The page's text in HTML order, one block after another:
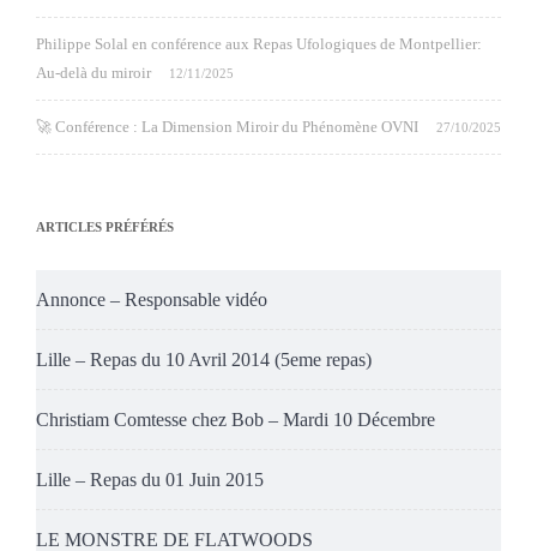
Philippe Solal en conférence aux Repas Ufologiques de Montpellier:
Au-delà du miroir
12/11/2025
🚀 Conférence : La Dimension Miroir du Phénomène OVNI 27/10/2025
ARTICLES PRÉFÉRÉS
Annonce – Responsable vidéo
Lille – Repas du 10 Avril 2014 (5eme repas)
Christiam Comtesse chez Bob – Mardi 10 Décembre
Lille – Repas du 01 Juin 2015
LE MONSTRE DE FLATWOODS